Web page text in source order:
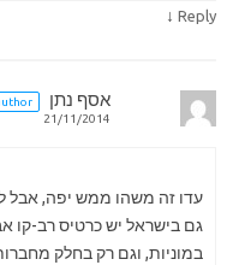
Reply
↓
אסף נתן
21/11/2014
עדו זה משהו ממש יפה, אבל
גם בישראל יש כרטיס רב-קו
במוניות, וגם רק בחלק